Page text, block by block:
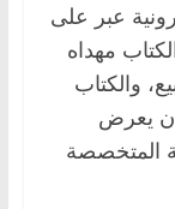
عبر على
مهداه
والكتاب
أن يعرض
المتخصصة